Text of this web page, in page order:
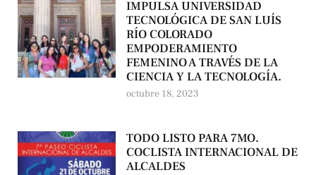
IMPULSA UNIVERSIDAD
TECNOLÓGICA DE SAN LUÍS
RÍO COLORADO
EMPODERAMIENTO
FEMENINO A TRAVÉS DE LA
CIENCIA Y LA TECNOLOGÍA.
octubre 18, 2023
TODO LISTO PARA 7MO.
COCLISTA INTERNACIONAL DE
ALCALDES